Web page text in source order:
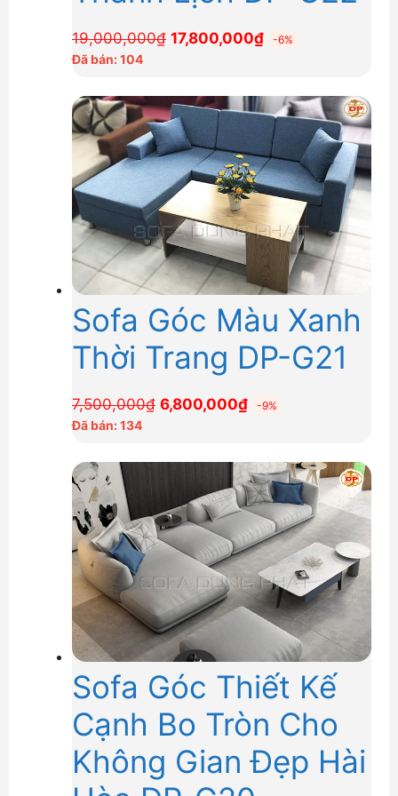
19,000,000₫ Giá
19,000,000₫.
17,800,000₫Giá
là:
17,800,000₫.
-6%
Đã bán: 104
Sofa Góc Màu Xanh
Thời Trang DP-G21
7,500,000₫ Giá
7,500,000₫.
6,800,000₫Giá
là:
6,800,000₫.
-9%
Đã bán: 134
Sofa Góc Thiết Kế
Cạnh Bo Tròn Cho
Không Gian Đẹp Hài